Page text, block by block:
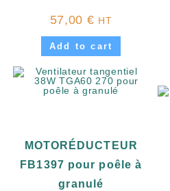
57,00 € HT
Add to cart
MOTORÉDUCTEUR
FB1397 pour poêle à
granulé